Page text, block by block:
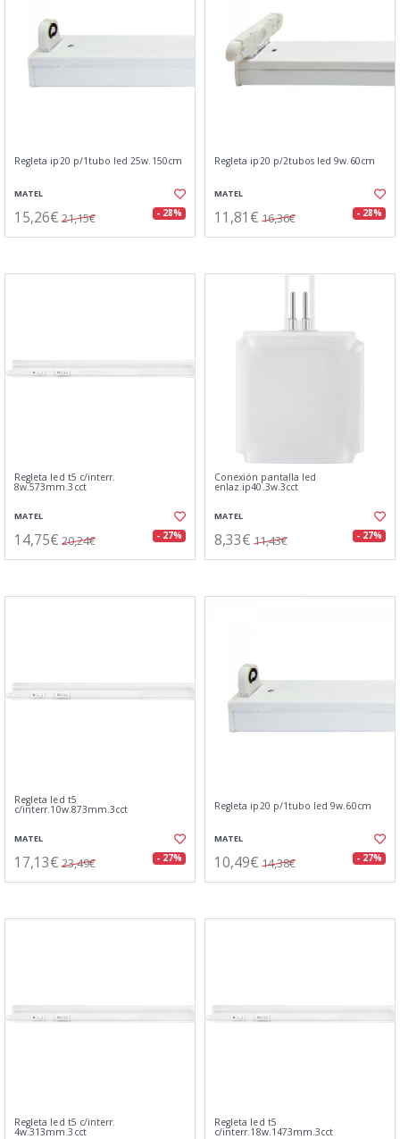
Regleta ip20 p/1tubo led 25w.150cm
MATEL
15,26€ 21,15€ - 28%
Regleta ip20 p/2tubos led 9w.60cm
MATEL
11,81€ 16,36€ - 28%
Regleta led t5 c/interr.
8w.573mm.3cct
MATEL
14,75€ 20,24€ - 27%
Conexión pantalla led
enlaz.ip40.3w.3cct
MATEL
8,33€ 11,43€ - 27%
Regleta led t5
c/interr.10w.873mm.3cct
MATEL
17,13€ 23,49€ - 27%
Regleta ip20 p/1tubo led 9w.60cm
MATEL
10,49€ 14,38€ - 27%
Regleta led t5 c/interr.
4w.313mm.3cct
Regleta led t5
c/interr.18w.1473mm.3cct